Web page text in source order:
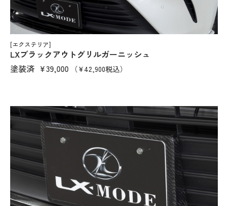
[エクステリア]
LXブラックアウトグリルガーニッシュ
塗装済 ¥39,000 （¥42,900税込）